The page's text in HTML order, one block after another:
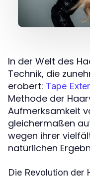
In der Welt des
Technik, die
erobert: Tape
Methode der
Aufmerksamkeit
gleichermaßen
wegen ihrer
natürlichen
Die Revolution der